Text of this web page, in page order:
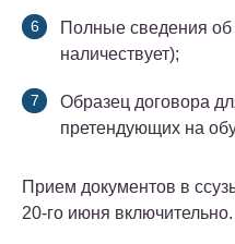
Полные сведения
наличествует);
Образец договора
претендующих на
Прием документов в
20-го июня включительно.